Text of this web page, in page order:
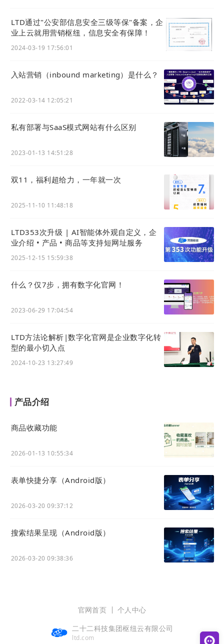
如何配置？
操作路径:官微中心 - 设置 - 底部版权
支持微信小程序备案号和抖音小程序备案号的设置。
3) 新增资讯列表界面
小程序内新增一款资讯列表页面，可以通过小图标配
置的方式配置展示入口，并设置对应的分类。
LTD通过"公安部信息安全三级等保"备案，企
业上云就用营销枢纽，信息安全有保障！
2024-03-19 17:56:01
入站营销（inbound marketing）是什么？
2022-03-14 12:05:21
私有部署与SaaS模式网站有什么区别
2023-01-13 14:51:28
双11，福利超给力，一年就一次
2025-11-10 11:48:18
LTD353次升级 | AI智能体外观自定义，企
业介绍 • 产品 • 商品等支持短网址服务
2025-12-15 15:59:38
什么？仅7步，拥有数字化官网！
2023-06-29 17:04:54
LTD方法论解析|数字化官网是企业数字化转
型的最小切入点
2024-10-23 13:27:49
产品介绍
商品收藏功能
2026-01-13 10:55:34
表单快捷分享（Android版）
2026-03-20 09:37:12
搜索结果呈现（Android版）
2026-03-20 09:38:36
官网首页
个人中心
二十二科技集团枢纽云有限公司
ltd.com